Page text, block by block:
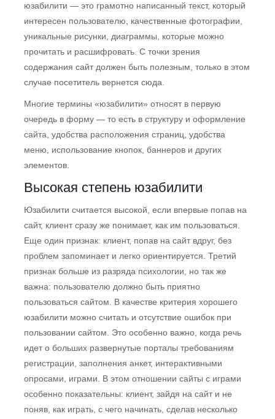
юзабилити — это грамотно написанный текст, который
интересен пользователю, качественные фотографии,
уникальные рисунки, диаграммы, которые можно
прочитать и расшифровать. С точки зрения
содержания сайт должен быть полезным, только в этом
случае посетитель вернется сюда.
Многие термины «юзабилити» относят в первую
очередь в форму — то есть в структуру и оформление
сайта, удобства расположения страниц, удобства
меню, использование кнопок, баннеров и других
элементов.
Высокая степень юзабилити
Юзабилити считается высокой, если впервые попав на
сайт, клиент сразу же понимает, как им пользоваться.
Еще один признак: клиент, попав на сайт вдруг, без
проблем запоминает и легко ориентируется. Третий
признак больше из разряда психологии, но так же
важна: пользователю должно быть приятно
пользоваться сайтом. В качестве критерия хорошего
юзабилити можно считать и отсутствие ошибок при
пользовании сайтом. Это особенно важно, когда речь
идет о больших развернутые порталы требованиям
регистрации, заполнения анкет, интерактивными
опросами, играми. В этом отношении сайты с играми
особенно показательны: клиент, зайдя на сайт и не
поняв, как играть, с чего начинать, сделав несколько